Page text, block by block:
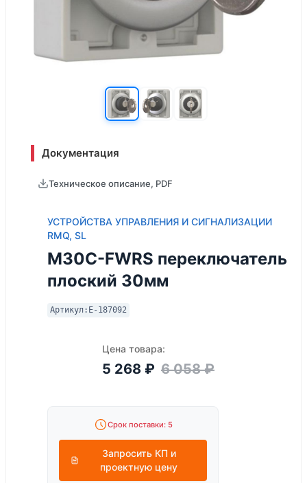
Документация
Техническое описание, PDF
УСТРОЙСТВА УПРАВЛЕНИЯ И СИГНАЛИЗАЦИИ
RMQ, SL
M30C-FWRS переключатель
плоский 30мм
Артикул: E-187092
Цена товара:
5 268 ₽ 6 058₽
Срок поставки: 5
Запросить КП и
проектную цену